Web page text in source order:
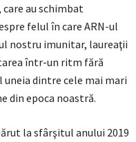
au schimbat
felul în care ARN-ul
nostru imunitar, laureaţii
într-un ritm fără
dintre cele mai mari
din epoca noastră.
la sfârşitul anului 2019